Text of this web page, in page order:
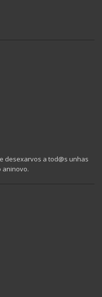
desexarvos a tod@s unhas
aninovo.